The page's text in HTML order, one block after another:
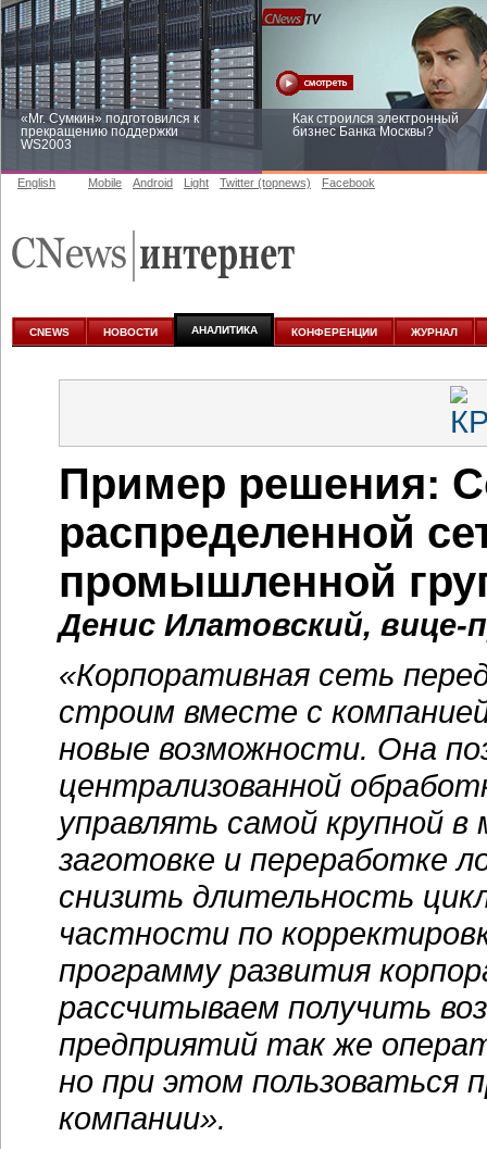
«Mr. Сумкин» подготовился к
прекращению поддержки
WS2003
Как строился электронный
бизнес Банка Москвы?
аналитике
English Mobile Android Light Twitter (topnews) Facebook
CNEWS НОВОСТИ АНАЛИТИКА КОНФЕРЕНЦИИ ЖУРНАЛ
Пример решения:
распределенной
промышленной
Денис Илатовский,
«Корпоративная сеть
строим вместе с
новые возможности. Она
централизованной
управлять самой крупной
заготовке и переработке
снизить длительность
частности по
программу развития
рассчитываем получить
предприятий так же
но при этом пользоваться
компании».